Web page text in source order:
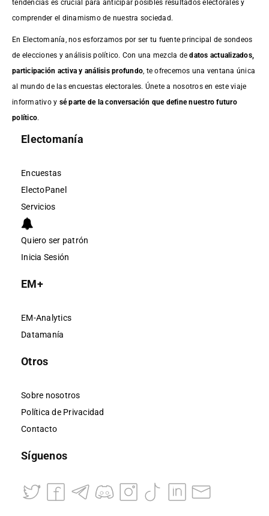
tendencias es crucial para anticipar posibles resultados electorales y
comprender el dinamismo de nuestra sociedad.
En Electomanía, nos esforzamos por ser tu fuente principal de sondeos
de elecciones y análisis político. Con una mezcla dedatos actualizados,
participación activa y análisis profundo , te ofrecemos una ventana única
al mundo de las encuestas electorales. Únete a nosotros en este viaje
informativo y sé parte de la conversación que define nuestro futuro
político.
Electomanía
Encuestas
ElectoPanel
Servicios
Quiero ser patrón
Inicia Sesión
EM+
EM-Analytics
Datamanía
Otros
Sobre nosotros
Política de Privacidad
Contacto
Síguenos